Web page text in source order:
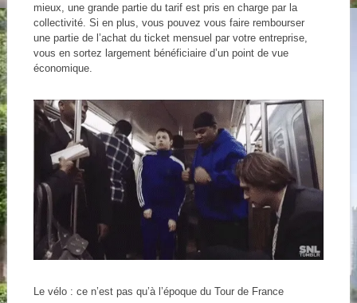
mieux, une grande partie du tarif est pris en charge par la
collectivité. Si en plus, vous pouvez vous faire rembourser
une partie de l’achat du ticket mensuel par votre entreprise,
vous en sortez largement bénéficiaire d’un point de vue
économique.
Le vélo : ce n’est pas qu’à l’époque du Tour de France